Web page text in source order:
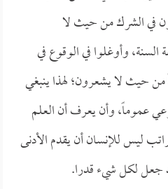
في الشرك من حيث لا
السنة، وأوغلوا في الوقوع في
من حيث لا يشعرون؛ لهذا ينبغي
عموماً، وأن يعرف أن العلم
ليس للإنسان أن يقدم الأدنى
جعل لكل شيء قدرا.